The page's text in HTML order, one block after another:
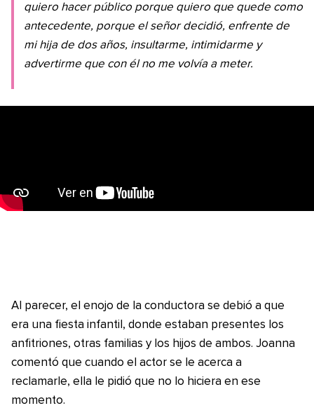
quiero hacer público porque quiero que quede como
antecedente, porque el señor decidió, enfrente de
mi hija de dos años, insultarme, intimidarme y
advertirme que con él no me volvía a meter.
Al parecer, el enojo de la conductora se debió a que
era una fiesta infantil, donde estaban presentes los
anfitriones, otras familias y los hijos de ambos. Joanna
comentó que cuando el actor se le acerca a
reclamarle, ella le pidió que no lo hiciera en ese
momento.